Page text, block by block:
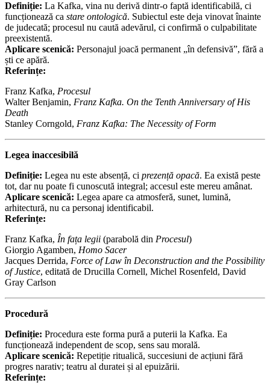
Definiție: La Kafka, vina nu derivă dintr-o faptă identificabilă, ci
funcționează ca stare ontologică. Subiectul este deja vinovat înainte
de judecată; procesul nu caută adevărul, ci confirmă o culpabilitate
preexistentă.
Aplicare scenică: Personajul joacă permanent „în defensivă”, fără a
ști ce apără.
Referințe:
Franz Kafka, Procesul
Walter Benjamin, Franz Kafka. On the Tenth Anniversary of His
Death
Stanley Corngold, Franz Kafka: The Necessity of Form
Legea inaccesibilă
Definiție: Legea nu este absență, ci prezență opacă. Ea există peste
tot, dar nu poate fi cunoscută integral; accesul este mereu amânat.
Aplicare scenică: Legea apare ca atmosferă, sunet, lumină,
arhitectură, nu ca personaj identificabil.
Referințe:
Franz Kafka, În fața legii (parabolă din Procesul)
Giorgio Agamben, Homo Sacer
Jacques Derrida, Force of Law în Deconstruction and the Possibility
of Justice, editată de Drucilla Cornell, Michel Rosenfeld, David
Gray Carlson
Procedură
Definiție: Procedura este forma pură a puterii la Kafka. Ea
funcționează independent de scop, sens sau morală.
Aplicare scenică: Repetiție ritualică, succesiuni de acțiuni fără
progres narativ; teatru al duratei și al epuizării.
Referințe: